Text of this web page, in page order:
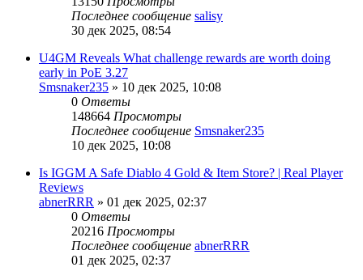
Последнее сообщение salisy
30 дек 2025, 08:54
U4GM Reveals What challenge rewards are worth doing
early in PoE 3.27
Smsnaker235 » 10 дек 2025, 10:08
0 Ответы
148664 Просмотры
Последнее сообщение Smsnaker235
10 дек 2025, 10:08
Is IGGM A Safe Diablo 4 Gold & Item Store? | Real Player
Reviews
abnerRRR » 01 дек 2025, 02:37
0 Ответы
20216 Просмотры
Последнее сообщение abnerRRR
01 дек 2025, 02:37